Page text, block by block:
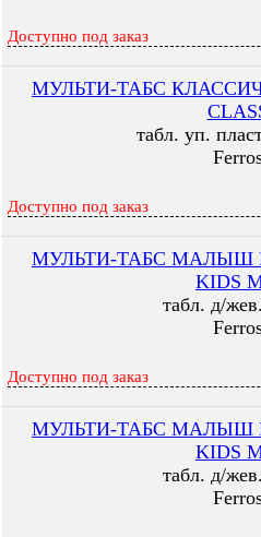
Доступно под заказ
МУЛЬТИ-ТАБС
табл. уп.
Доступно под заказ
МУЛЬТИ-ТАБС МАЛЫШ
KIDS
табл. д/
Доступно под заказ
МУЛЬТИ-ТАБС МАЛЫШ
KIDS
табл. д/